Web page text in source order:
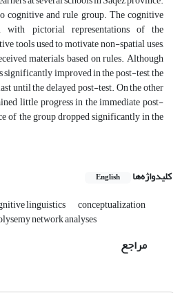
cognitive and rule group. The cognitive
with pictorial representations of the
tools used to motivate non-spatial uses,
materials based on rules. Although
significantly improved in the post-test, the
until the delayed post-test. On the other
little progress in the immediate post-
of the group dropped significantly in the
کلیدواژه‌ها English
linguistics conceptualization
network analyses
مراجع